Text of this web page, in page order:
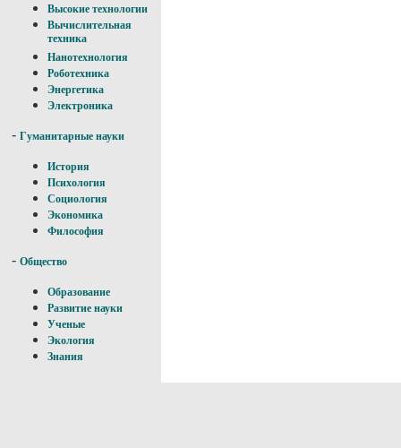
Высокие технологии
Вычислительная
техника
Нанотехнология
Роботехника
Энергетика
Электроника
- Гуманитарные науки
История
Психология
Социология
Экономика
Философия
- Общество
Образование
Развитие науки
Ученые
Экология
Знания